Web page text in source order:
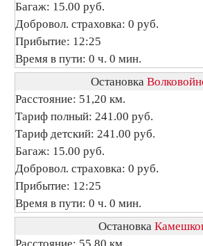
Багаж: 15.00 руб.
Добровол. страховка: 0 руб.
Прибытие: 12:25
Время в пути: 0 ч. 0 мин.
Остановка
Расстояние: 51,20 км.
Тариф полный: 241.00 руб.
Тариф детский: 241.00 руб.
Багаж: 15.00 руб.
Добровол. страховка: 0 руб.
Прибытие: 12:25
Время в пути: 0 ч. 0 мин.
Остановка